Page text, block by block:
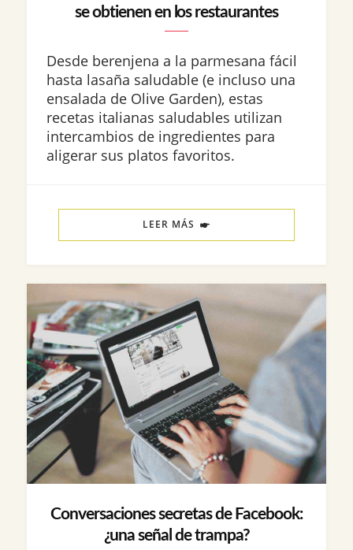
se obtienen en los restaurantes
Desde berenjena a la parmesana fácil
hasta lasaña saludable (e incluso una
ensalada de Olive Garden), estas
recetas italianas saludables utilizan
intercambios de ingredientes para
aligerar sus platos favoritos.
LEER MÁS
Conversaciones secretas de Facebook:
¿una señal de trampa?